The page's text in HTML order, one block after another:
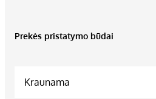
Prekės pristatymo būdai
Kraunama